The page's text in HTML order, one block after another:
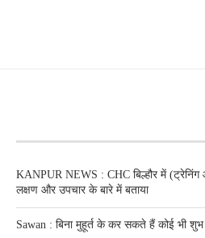
KANPUR NEWS : CHC बिल्हौर में
लक्षण और उपचार के बारे में बताया
Sawan : बिना मुहूर्त के कर सकते हैं कोई भी